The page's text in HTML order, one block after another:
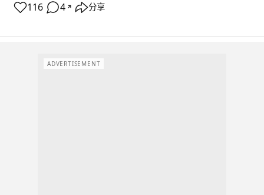
116 4 ↗ 分享
ADVERTISEMENT